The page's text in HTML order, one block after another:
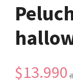
$13.990